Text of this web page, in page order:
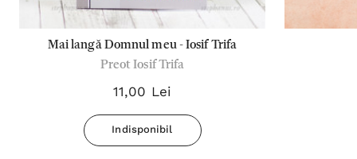
Mai langă Domnul meu - Iosif Trifa
Preot Iosif Trifa
11,00 Lei
Indisponibil